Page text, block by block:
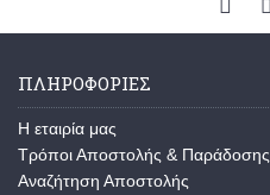
ΠΛΗΡΟΦΟΡΊΕΣ
Η εταιρία μας
Τρόποι Αποστολής & Παράδοσης
Αναζήτηση Αποστολής